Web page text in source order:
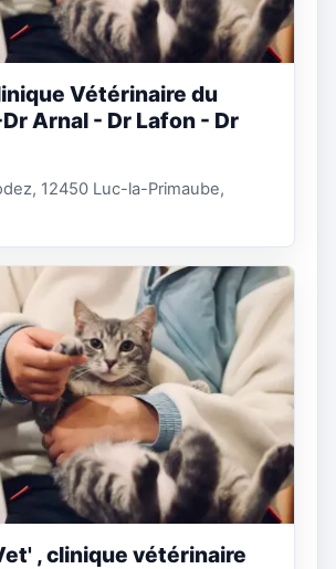
Vétérinaire du
Arnal - Dr Lafon - Dr
12450 Luc-la-Primaube,
, clinique vétérinaire